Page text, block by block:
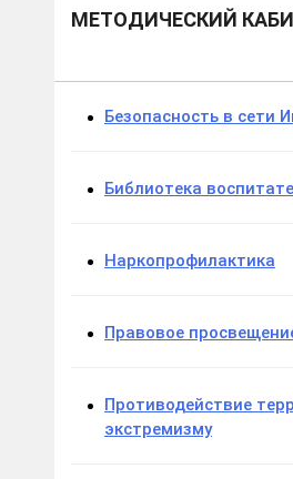
МЕТОДИЧЕСКИЙ
Безопасность в сети
Библиотека
Наркопрофилактика
Правовое
Противодействие
экстремизму